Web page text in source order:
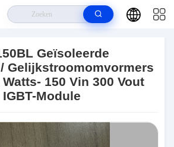
- Door Gaten Watts- 150 Vin 300 Vout
Geïsoleerde
Gelijkstroomomvormers
150 Vin 300 Vout
Module